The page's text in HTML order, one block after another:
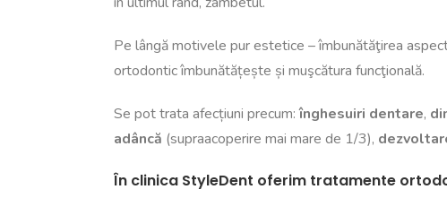
Pe lângă motivele pur estetice – îmbunătăţirea
ortodontic îmbunătățește și muşcătura funcţională.
Se pot trata afecțiuni precum:înghesuiri dentare,
adâncă (supraacoperire mai mare de 1/3),
În clinica StyleDent oferim tratamente